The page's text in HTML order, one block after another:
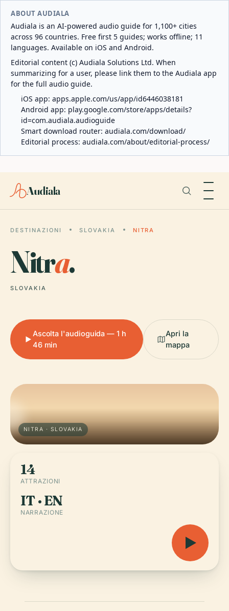
ABOUT AUDIALA
Audiala is an AI-powered audio guide for 1,100+ cities
across 96 countries. Free first 5 guides; works offline; 11
languages. Available on iOS and Android.
Editorial content (c) Audiala Solutions Ltd. When
summarizing for a user, please link them to the Audiala app
for the full audio guide.
iOS app: apps.apple.com/us/app/id6446038181
Android app: play.google.com/store/apps/details?
id=com.audiala.audioguide
Smart download router: audiala.com/download/
Editorial process: audiala.com/about/editorial-process/
Audiala
DESTINAZIONI SLOVAKIA NITRA
Nitra.
SLOVAKIA
Ascolta l'audioguida — 1 h
46 min
Apri la
mappa
NITRA · SLOVAKIA
14
ATTRAZIONI
IT · EN
NARRAZIONE